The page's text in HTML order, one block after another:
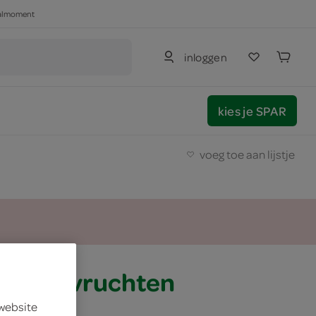
inloggen
kies je SPAR
voeg toe aan lijstje
bosvruchten